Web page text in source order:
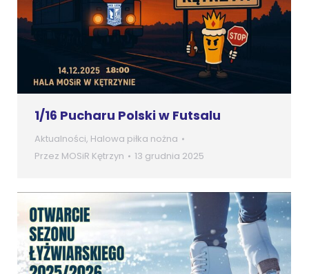
1/16 Pucharu Polski w Futsalu
Aktualności, Halowa piłka nożna
Przez MOSiR Kętrzyn 13 grudnia 2025